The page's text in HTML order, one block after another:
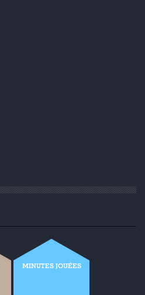
MINUTES JOUÉES